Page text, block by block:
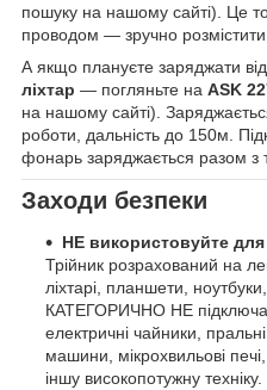
пошуку на нашому сайті). Це
проводом — зручно
А якщо плануєте заряджати від
ліхтар — погляньте на ASK
на нашому сайті).
роботи, дальність до 150м.
фонарь заряджається разом з
Заходи безпеки
НЕ використовуйте
Трійник розрахований на
ліхтарі, планшети,
КАТЕГОРИЧНО НЕ
електричні чайники,
машини, мікрохвильові
іншу високопотужну техніку.